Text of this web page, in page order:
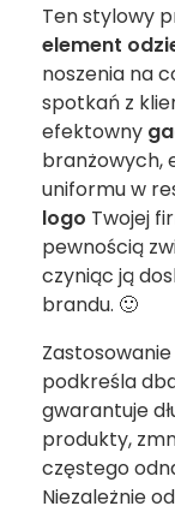
Ten stylowy
element
noszenia na
spotkań z
efektowny
branżowych,
uniformu w
logo Twojej
pewnością
czyniąc ją
brandu. 🙂
podkreśla
gwarantuje
produkty,
częstego
Niezależnie